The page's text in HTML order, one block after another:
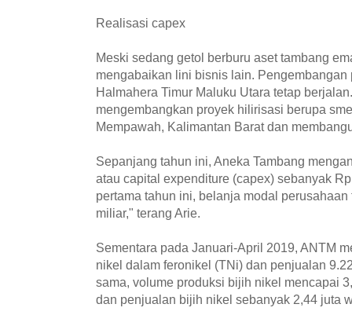
Realisasi capex
Meski sedang getol berburu aset tambang
mengabaikan lini bisnis lain. Pengembangan
Halmahera Timur Maluku Utara tetap
mengembangkan proyek hilirisasi berupa
Mempawah, Kalimantan Barat dan
Sepanjang tahun ini, Aneka Tambang
atau capital expenditure (capex) sebanyak
pertama tahun ini, belanja modal
miliar," terang Arie.
Sementara pada Januari-April 2019, ANTM
nikel dalam feronikel (TNi) dan penjualan
sama, volume produksi bijih nikel mencapai
dan penjualan bijih nikel sebanyak 2,44 juta